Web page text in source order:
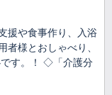
援や食事作り、入浴
者様とおしゃべり、
す。！ ◇「介護分